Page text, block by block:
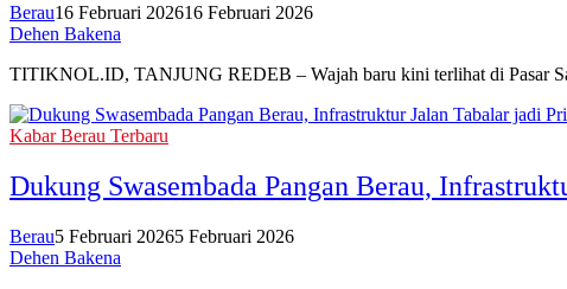
Berau16 Februari 202616 Februari 2026
Dehen Bakena
TITIKNOL.ID, TANJUNG REDEB – Wajah baru kini terlihat di Pasar
Kabar Berau Terbaru
Dukung Swasembada Pangan Berau,
Berau5 Februari 20265 Februari 2026
Dehen Bakena